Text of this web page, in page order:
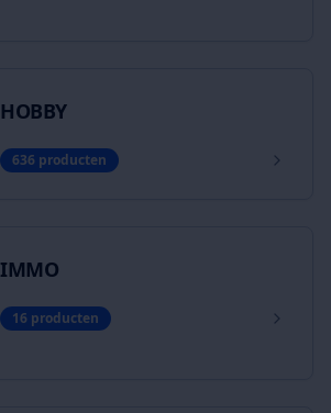
HOBBY
636 producten
IMMO
16 producten